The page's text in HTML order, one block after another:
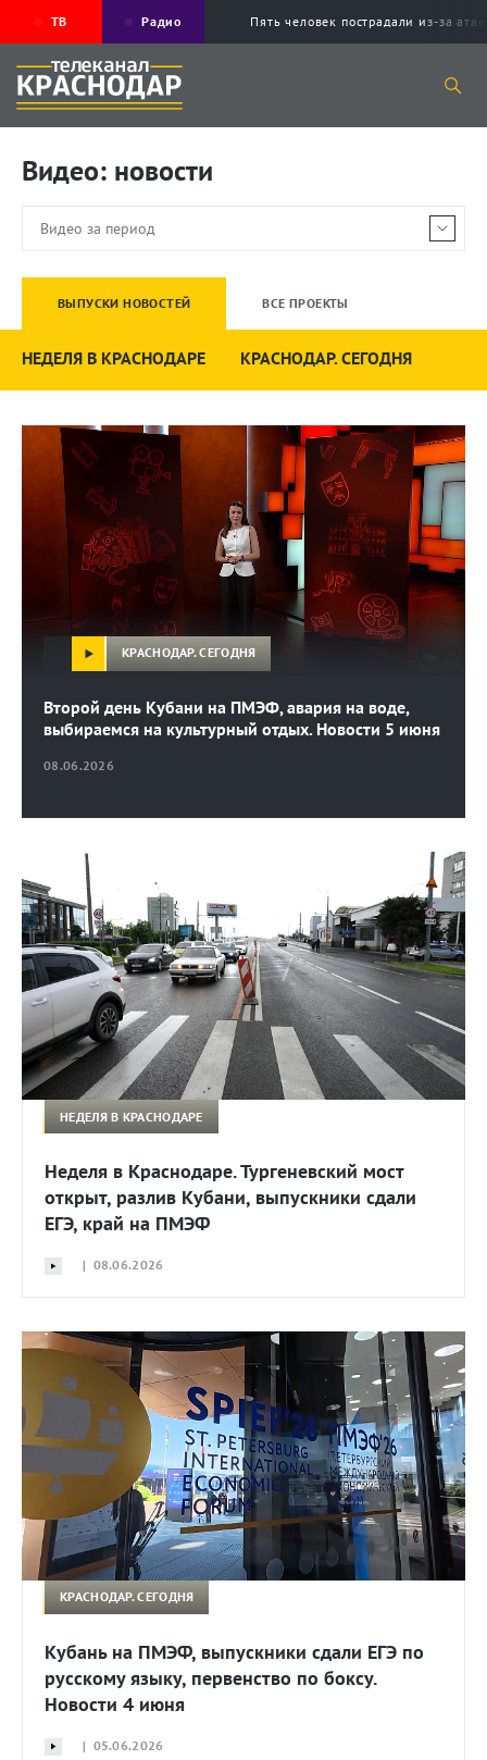
ТВ Радио Пять человек пострадали из-за
Видео: новости
ВЫПУСКИ НОВОСТЕЙ ВСЕ ПРОЕКТЫ
НЕДЕЛЯ В КРАСНОДАРЕ КРАСНОДАР. СЕГОДНЯ
08.06.2026
Второй день Кубани на ПМЭФ, авария на воде,
выбираемся на культурный отдых. Новости 5 июня
КРАСНОДАР. СЕГОДНЯ
НЕДЕЛЯ В КРАСНОДАРЕ
Неделя в Краснодаре. Тургеневский мост
открыт, разлив Кубани, выпускники сдали
ЕГЭ, край на ПМЭФ
| 08.06.2026
КРАСНОДАР. СЕГОДНЯ
Кубань на ПМЭФ, выпускники сдали ЕГЭ по
русскому языку, первенство по боксу.
Новости 4 июня
| 05.06.2026